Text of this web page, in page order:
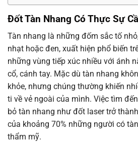
Đốt Tàn Nhang Có Thực Sự
Tàn nhang là những đốm sắc tố
nhạt hoặc đen, xuất hiện phổ biến
những vùng tiếp xúc nhiều với ánh
cổ, cánh tay. Mặc dù tàn nhang
khỏe, nhưng chúng thường khiến
ti về vẻ ngoài của mình. Việc tìm
bỏ tàn nhang như đốt laser trở
của khoảng 70% những người có
thẩm mỹ.